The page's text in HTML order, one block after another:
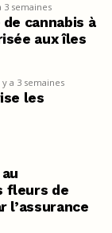
3 semaines
cannabis à
aux îles
y a 3 semaines
les
fleurs de
l’assurance